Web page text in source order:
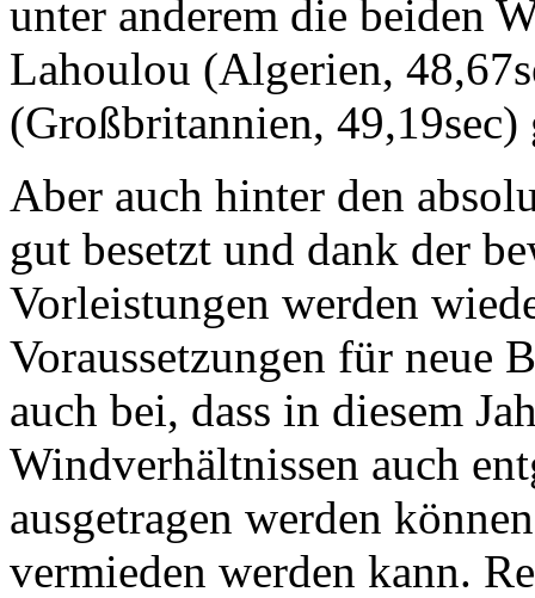
unter anderem die beiden
Lahoulou (Algerien,
(Großbritannien, 49,19sec)
Aber auch hinter den
gut besetzt und dank der
Vorleistungen werden
Voraussetzungen für neue
auch bei, dass in diesem
Windverhältnissen auch
ausgetragen werden
vermieden werden kann.